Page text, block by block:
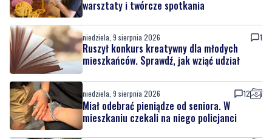
warsztaty i twórcze spotkania
niedziela, 9 sierpnia 2026 1
Ruszył konkurs kreatywny dla młodych
mieszkańców. Sprawdź, jak wziąć udział
niedziela, 9 sierpnia 2026 12
Miał odebrać pieniądze od seniora. W
mieszkaniu czekali na niego policjanci